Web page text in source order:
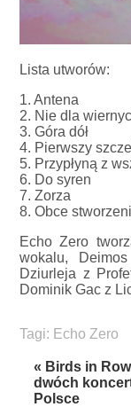
Lista utworów:
1. Antena
2. Nie dla
3. Góra dół
4. Pierwszy
5. Przypłyną z
6. Do syren
7. Zorza
8. Obce
Echo Zero
wokalu,
Dziurleja z
Dominik Gac z
Tagi: Echo Zero
« Birds in
dwóch
Polsce